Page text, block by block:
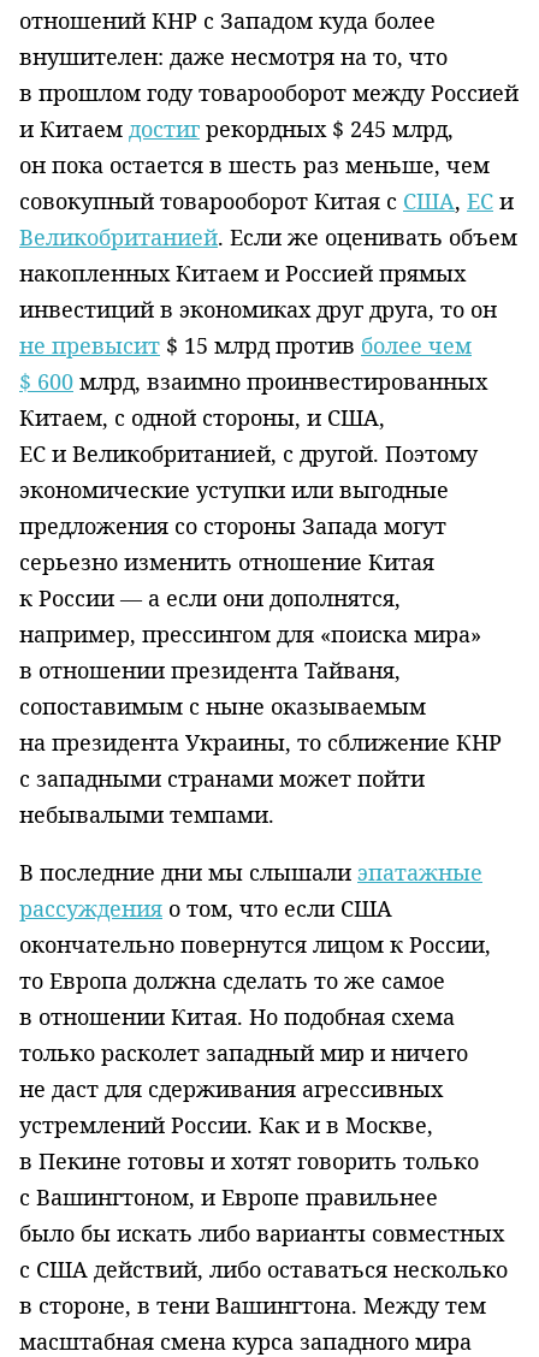
отношений КНР с Западом куда более
внушителен: даже несмотря на то, что
в прошлом году товарооборот между Россией
и Китаем достиг рекордных $ 245 млрд,
он пока остается в шесть раз меньше, чем
совокупный товарооборот Китая с США, ЕС и
Великобританией. Если же оценивать объем
накопленных Китаем и Россией прямых
инвестиций в экономиках друг друга, то он
не превысит $ 15 млрд против более чем
$ 600 млрд, взаимно проинвестированных
Китаем, с одной стороны, и США,
ЕС и Великобританией, с другой. Поэтому
экономические уступки или выгодные
предложения со стороны Запада могут
серьезно изменить отношение Китая
к России — а если они дополнятся,
например, прессингом для «поиска мира»
в отношении президента Тайваня,
сопоставимым с ныне оказываемым
на президента Украины, то сближение КНР
с западными странами может пойти
небывалыми темпами.
В последние дни мы слышали эпатажные
рассуждения о том, что если США
окончательно повернутся лицом к России,
то Европа должна сделать то же самое
в отношении Китая. Но подобная схема
только расколет западный мир и ничего
не даст для сдерживания агрессивных
устремлений России. Как и в Москве,
в Пекине готовы и хотят говорить только
с Вашингтоном, и Европе правильнее
было бы искать либо варианты совместных
с США действий, либо оставаться несколько
в стороне, в тени Вашингтона. Между тем
масштабная смена курса западного мира